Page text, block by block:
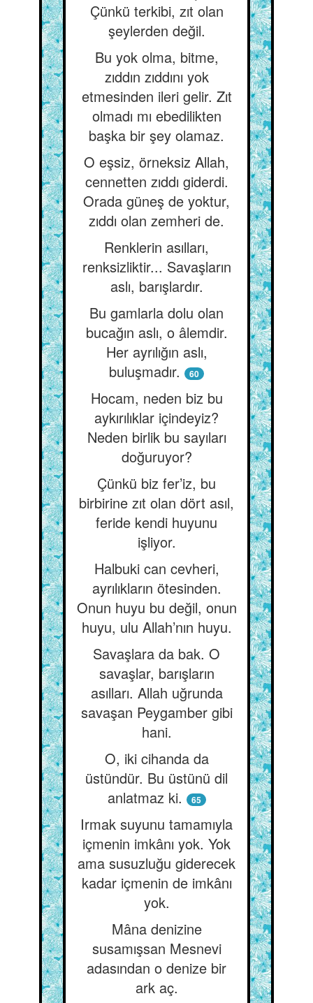
Çünkü terkibi, zıt olan
şeylerden değil.
Bu yok olma, bitme,
zıddın zıddını yok
etmesinden ileri gelir. Zıt
olmadı mı ebedilikten
başka bir şey olamaz.
O eşsiz, örneksiz Allah,
cennetten zıddı giderdi.
Orada güneş de yoktur,
zıddı olan zemheri de.
Renklerin asılları,
renksizliktir... Savaşların
aslı, barışlardır.
Bu gamlarla dolu olan
bucağın aslı, o âlemdir.
Her ayrılığın aslı,
buluşmadır.
60
Hocam, neden biz bu
aykırılıklar içindeyiz?
Neden birlik bu sayıları
doğuruyor?
Çünkü biz fer’iz, bu
birbirine zıt olan dört asıl,
feride kendi huyunu
işliyor.
Halbuki can cevheri,
ayrılıkların ötesinden.
Onun huyu bu değil, onun
huyu, ulu Allah’nın huyu.
Savaşlara da bak. O
savaşlar, barışların
asılları. Allah uğrunda
savaşan Peygamber gibi
hani.
O, iki cihanda da
üstündür. Bu üstünü dil
anlatmaz ki.
65
Irmak suyunu tamamıyla
içmenin imkânı yok. Yok
ama susuzluğu giderecek
kadar içmenin de imkânı
yok.
Mâna denizine
susamışsan Mesnevi
adasından o denize bir
ark aç.